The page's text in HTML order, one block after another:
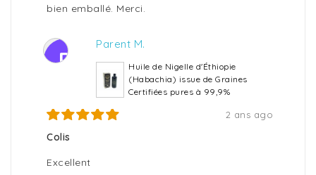
bien emballé. Merci.
P
Parent M.
Huile de Nigelle d'Éthiopie
(Habachia) issue de Graines
Certifiées pures à 99,9%
2 ans ago
Colis
Excellent